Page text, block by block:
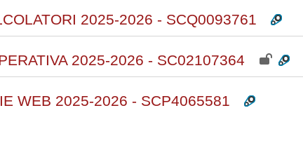
2025-2026 - SCQ0093761
2025-2026 - SC02107364
WEB 2025-2026 - SCP4065581